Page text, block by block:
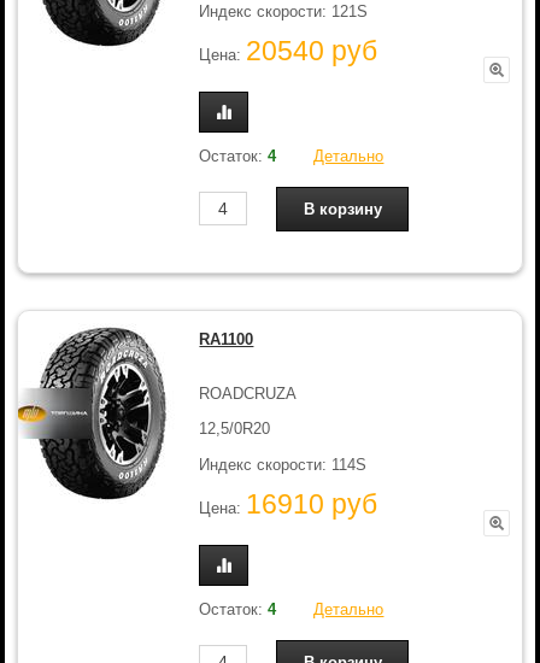
Индекс скорости: 121S
Цена: 20540 руб
Остаток:4 Детально
RA1100
ROADCRUZA
12,5/0R20
Индекс скорости: 114S
Цена: 16910 руб
Остаток:4 Детально